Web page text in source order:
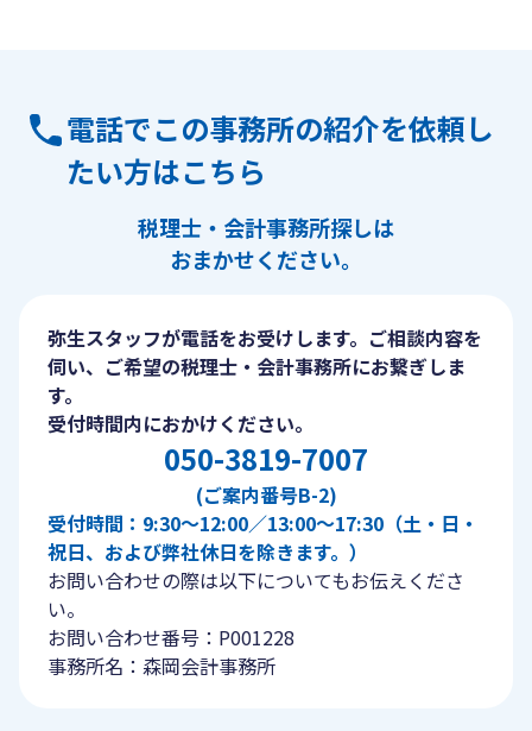
電話でこの事務所の紹介を依頼し
たい方はこちら
税理士・会計事務所探しは
おまかせください。
弥生スタッフが電話をお受けします。ご相談内容を
伺い、ご希望の税理士・会計事務所にお繋ぎしま
す。
受付時間内におかけください。
050-3819-7007
(ご案内番号B-2)
受付時間：9:30〜12:00／13:00〜17:30（土・日・
祝日、および弊社休日を除きます。）
お問い合わせの際は以下についてもお伝えくださ
い。
お問い合わせ番号：P001228
事務所名：森岡会計事務所